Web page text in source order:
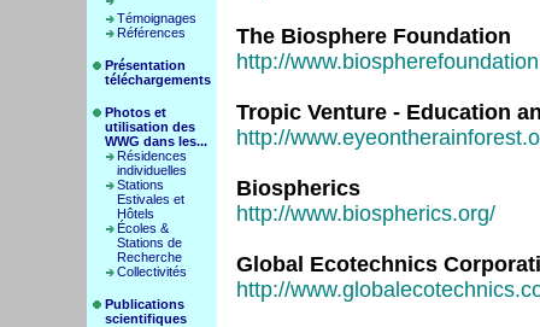
Témoignages
Références
Présentation
téléchargements
Photos et
utilisation des
WWG dans les...
Résidences
individuelles
Stations
Estivales et
Hôtels
Écoles &
Stations de
Recherche
Collectivités
Publications
scientifiques
The Biosphere Foundation
http://
Tropic Venture - Education
http://
Biospherics
http://www.biospherics.org/
Global Ecotechnics
http://